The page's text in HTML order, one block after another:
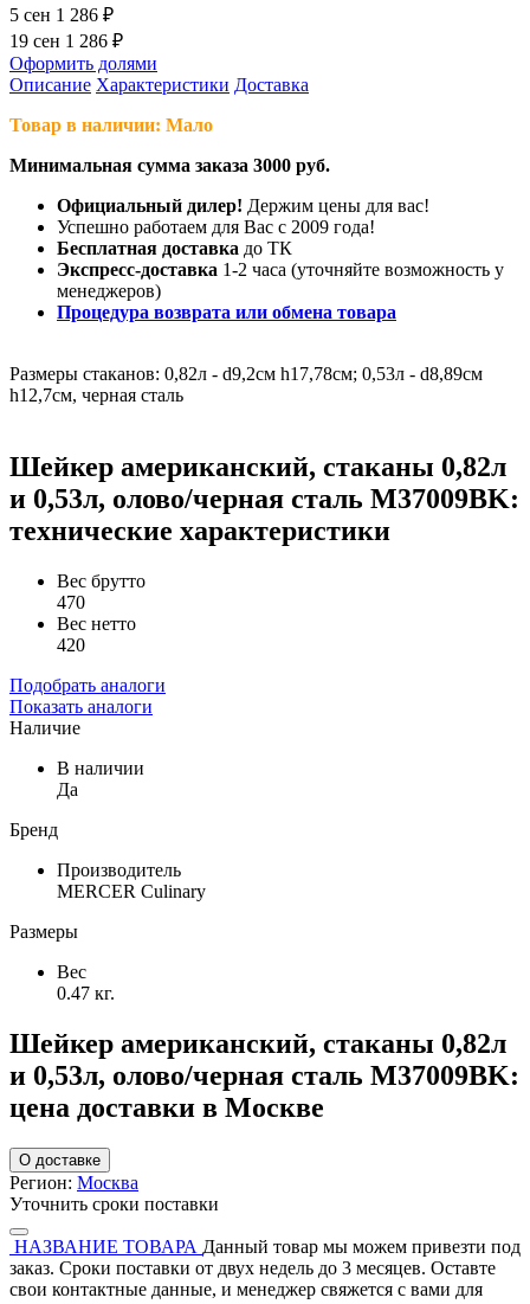
5 сен 1 286 ₽
19 сен 1 286 ₽
Оформить долями
Описание Характеристики Доставка
Товар в наличии: Мало
Минимальная сумма заказа 3000 руб.
Официальный дилер! Держим цены для вас!
Успешно работаем для Вас с 2009 года!
Бесплатная доставка до ТК
Экспресс-доставка 1-2 часа (уточняйте возможность у
менеджеров)
Процедура возврата или обмена товара
Размеры стаканов: 0,82л - d9,2см h17,78см; 0,53л - d8,89см
h12,7см, черная сталь
Шейкер американский, стаканы 0,82л
и 0,53л, олово/черная сталь M37009BK:
технические характеристики
Вес брутто
470
Вес нетто
420
Подобрать аналоги
Показать аналоги
Наличие
В наличии
Да
Бренд
Производитель
MERCER Culinary
Размеры
Вес
0.47 кг.
Шейкер американский, стаканы 0,82л
и 0,53л, олово/черная сталь M37009BK:
цена доставки в Москве
О доставке
Регион: Москва
Уточнить сроки поставки
НАЗВАНИЕ ТОВАРА Данный товар мы можем привезти под
заказ. Сроки поставки от двух недель до 3 месяцев. Оставте
свои контактные данные, и менеджер свяжется с вами для